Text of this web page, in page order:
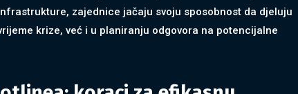
zajednice jačaju svoju sposobnost da djeluju
krize, već i u planiranju odgovora na potencijalne